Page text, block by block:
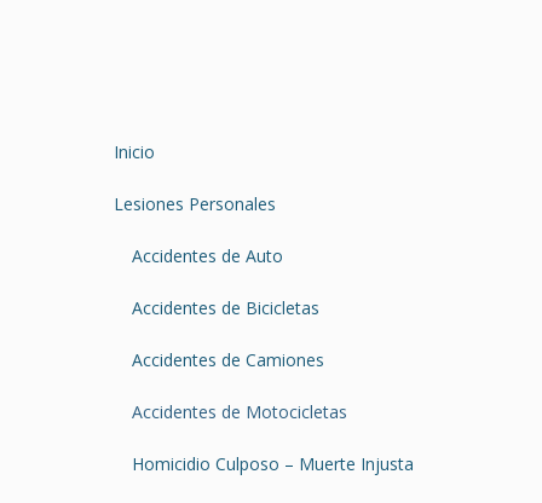
Inicio
Lesiones Personales
Accidentes de Auto
Accidentes de Bicicletas
Accidentes de Camiones
Accidentes de Motocicletas
Homicidio Culposo – Muerte Injusta